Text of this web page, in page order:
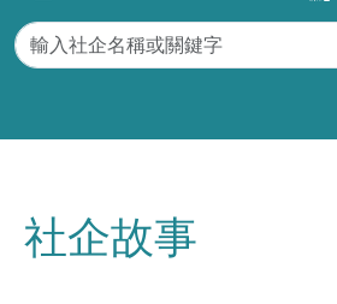
關鍵字
社企故事